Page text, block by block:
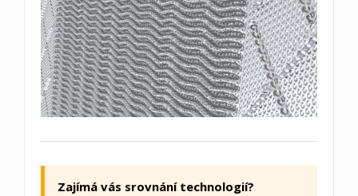
Zajímá vás srovnání technologií?